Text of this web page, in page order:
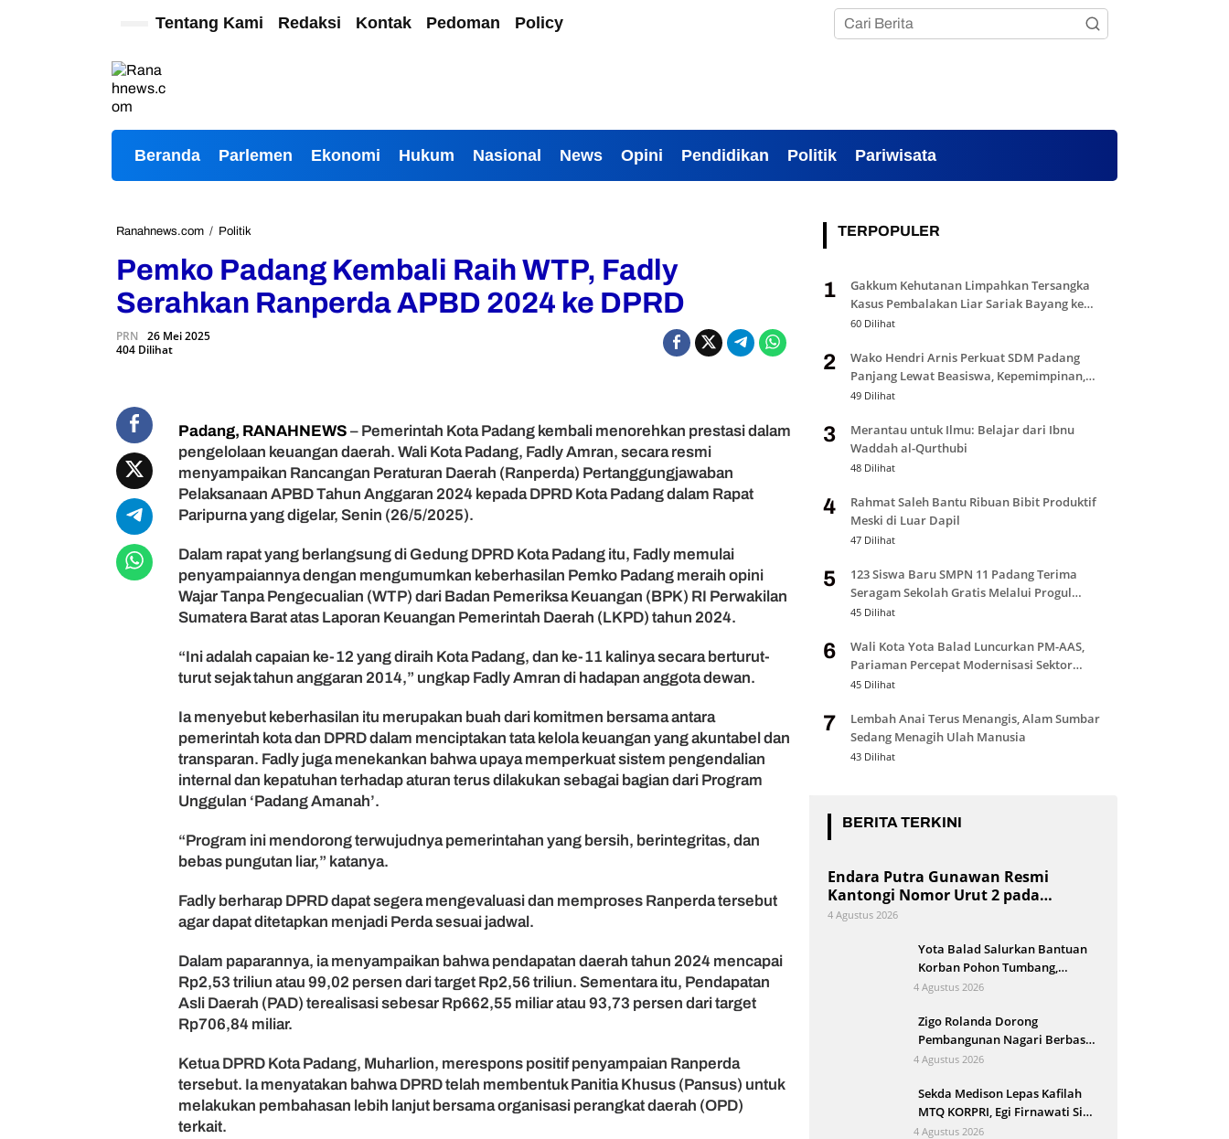
Tentang Kami Redaksi Kontak Pedoman Policy
Beranda Parlemen Ekonomi Hukum Nasional News Opini Pendidikan Politik Pariwisata
Ranahnews.com / Politik
m
K
e
m
b
l
R
a
i
h
T
P
a
d
l
y
S
r
h
a
n
a
n
p
a
A
P
Pemko Padang Kembali Raih WTP, Fadly
Serahkan Ranperda APBD 2024 ke DPRD
PRN 26 Mei 2025
404 Dilihat
Padang, RANAHNEWS – Pemerintah Kota Padang kembali menorehkan prestasi dalam
pengelolaan keuangan daerah. Wali Kota Padang, Fadly Amran, secara resmi
menyampaikan Rancangan Peraturan Daerah (Ranperda) Pertanggungjawaban
Pelaksanaan APBD Tahun Anggaran 2024 kepada DPRD Kota Padang dalam Rapat
Paripurna yang digelar, Senin (26/5/2025).
Dalam rapat yang berlangsung di Gedung DPRD Kota Padang itu, Fadly memulai
penyampaiannya dengan mengumumkan keberhasilan Pemko Padang meraih opini
Wajar Tanpa Pengecualian (WTP) dari Badan Pemeriksa Keuangan (BPK) RI Perwakilan
Sumatera Barat atas Laporan Keuangan Pemerintah Daerah (LKPD) tahun 2024.
“Ini adalah capaian ke-12 yang diraih Kota Padang, dan ke-11 kalinya secara berturut-
turut sejak tahun anggaran 2014,” ungkap Fadly Amran di hadapan anggota dewan.
Ia menyebut keberhasilan itu merupakan buah dari komitmen bersama antara
pemerintah kota dan DPRD dalam menciptakan tata kelola keuangan yang akuntabel dan
transparan. Fadly juga menekankan bahwa upaya memperkuat sistem pengendalian
internal dan kepatuhan terhadap aturan terus dilakukan sebagai bagian dari Program
Unggulan ‘Padang Amanah’.
“Program ini mendorong terwujudnya pemerintahan yang bersih, berintegritas, dan
bebas pungutan liar,” katanya.
Fadly berharap DPRD dapat segera mengevaluasi dan memproses Ranperda tersebut
agar dapat ditetapkan menjadi Perda sesuai jadwal.
Dalam paparannya, ia menyampaikan bahwa pendapatan daerah tahun 2024 mencapai
Rp2,53 triliun atau 99,02 persen dari target Rp2,56 triliun. Sementara itu, Pendapatan
Asli Daerah (PAD) terealisasi sebesar Rp662,55 miliar atau 93,73 persen dari target
Rp706,84 miliar.
Ketua DPRD Kota Padang, Muharlion, merespons positif penyampaian Ranperda
tersebut. Ia menyatakan bahwa DPRD telah membentuk Panitia Khusus (Pansus) untuk
melakukan pembahasan lebih lanjut bersama organisasi perangkat daerah (OPD)
terkait.
TERPOPULER
1
Gakkum Kehutanan Limpahkan Tersangka
Kasus Pembalakan Liar Sariak Bayang ke
Kejari Solok
60 Dilihat
2
Wako Hendri Arnis Perkuat SDM Padang
Panjang Lewat Beasiswa, Kepemimpinan,
dan Bantuan Pendidikan
49 Dilihat
3
Merantau untuk Ilmu: Belajar dari Ibnu
Waddah al-Qurthubi
48 Dilihat
4
Rahmat Saleh Bantu Ribuan Bibit Produktif
Meski di Luar Dapil
47 Dilihat
5
123 Siswa Baru SMPN 11 Padang Terima
Seragam Sekolah Gratis Melalui Progul
Padang Juara
45 Dilihat
6
Wali Kota Yota Balad Luncurkan PM-AAS,
Pariaman Percepat Modernisasi Sektor
Pertanian
45 Dilihat
7
Lembah Anai Terus Menangis, Alam Sumbar
Sedang Menagih Ulah Manusia
43 Dilihat
BERITA TERKINI
Endara Putra Gunawan Resmi
Kantongi Nomor Urut 2 pada
Penetapan Calon Wali Nagari Aie
4 Agustus 2026
Yota Balad Salurkan Bantuan
Korban Pohon Tumbang,
Pemkot Pariaman Siapkan
4 Agustus 2026
Zigo Rolanda Dorong
Pembangunan Nagari Berbasis
Kajian Mahasiswa KKN UNP
4 Agustus 2026
Sekda Medison Lepas Kafilah
MTQ KORPRI, Egi Firnawati Siap
Wakili Sumbar di Tingkat
4 Agustus 2026